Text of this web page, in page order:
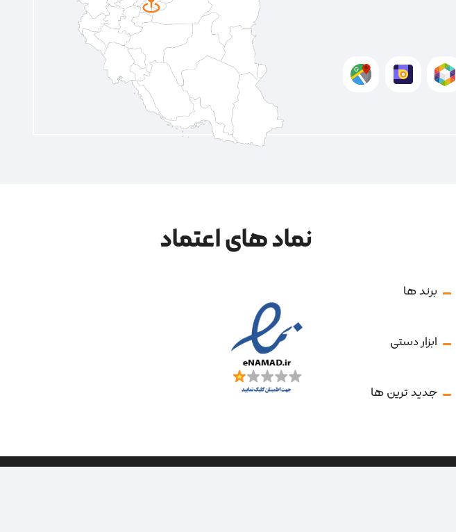
برند ها
ابزار دستی
جدید ترین ها
نماد های اعتماد